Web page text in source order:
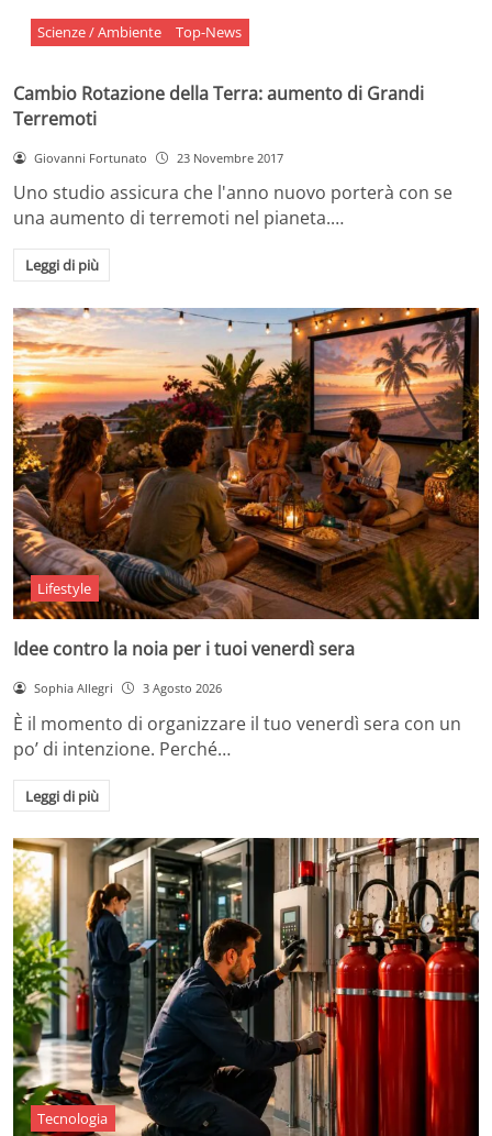
Scienze / Ambiente Top-News
Cambio Rotazione della Terra: aumento di Grandi
Terremoti
Giovanni Fortunato 23 Novembre 2017
Uno studio assicura che l'anno nuovo porterà con se
una aumento di terremoti nel pianeta.…
Leggi di più
Lifestyle
Idee contro la noia per i tuoi venerdì sera
Sophia Allegri 3 Agosto 2026
È il momento di organizzare il tuo venerdì sera con un
po’ di intenzione. Perché…
Leggi di più
Tecnologia